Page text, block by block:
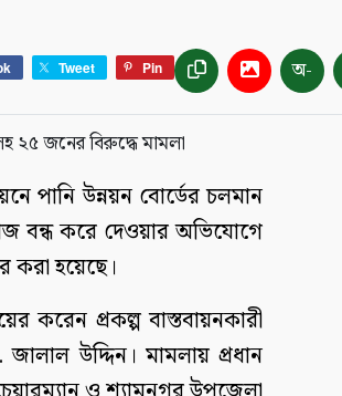
Tweet Pin অ-
পানি উন্নয়ন বোর্ডের চলমান
কাজ বন্ধ করে দেওয়ার অভিযোগে
করা হয়েছে।
করেন প্রকল্প বাস্তবায়নকারী
উদ্দিন। মামলায় প্রধান